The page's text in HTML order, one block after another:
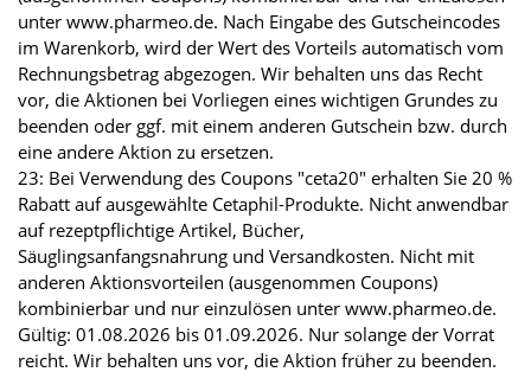
unter www.pharmeo.de. Nach Eingabe des Gutscheincodes
im Warenkorb, wird der Wert des Vorteils automatisch vom
Rechnungsbetrag abgezogen. Wir behalten uns das Recht
vor, die Aktionen bei Vorliegen eines wichtigen Grundes zu
beenden oder ggf. mit einem anderen Gutschein bzw. durch
eine andere Aktion zu ersetzen.
23: Bei Verwendung des Coupons "ceta20" erhalten Sie 20 %
Rabatt auf ausgewählte Cetaphil-Produkte. Nicht anwendbar
auf rezeptpflichtige Artikel, Bücher,
Säuglingsanfangsnahrung und Versandkosten. Nicht mit
anderen Aktionsvorteilen (ausgenommen Coupons)
kombinierbar und nur einzulösen unter www.pharmeo.de.
Gültig: 01.08.2026 bis 01.09.2026. Nur solange der Vorrat
reicht. Wir behalten uns vor, die Aktion früher zu beenden.